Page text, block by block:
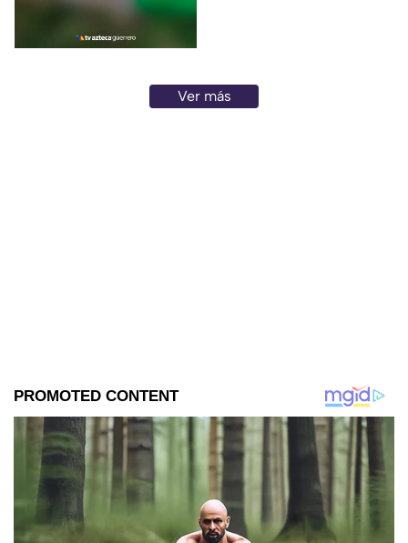
Ver más